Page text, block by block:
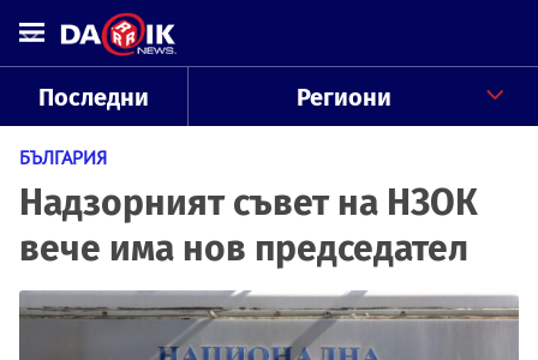
Последни Региони
БЪЛГАРИЯ
Надзорният съвет на НЗОК
вече има нов председател